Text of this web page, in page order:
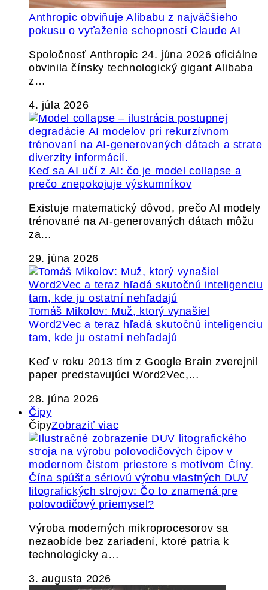
Anthropic obviňuje Alibabu z najväčšieho
pokusu o vyťaženie schopností Claude AI
Spoločnosť Anthropic 24. júna 2026 oficiálne
obvinila čínsky technologický gigant Alibaba
z…
4. júla 2026
Keď sa AI učí z AI: čo je model collapse a
prečo znepokojuje výskumníkov
Existuje matematický dôvod, prečo AI modely
trénované na AI-generovaných dátach môžu
za…
29. júna 2026
Tomáš Mikolov: Muž, ktorý vynašiel
Word2Vec a teraz hľadá skutočnú inteligenciu
tam, kde ju ostatní nehľadajú
Keď v roku 2013 tím z Google Brain zverejnil
paper predstavujúci Word2Vec,…
28. júna 2026
Čipy
ČipyZobraziť viac
Čína spúšťa sériovú výrobu vlastných DUV
litografických strojov: Čo to znamená pre
polovodičový priemysel?
Výroba moderných mikroprocesorov sa
nezaobíde bez zariadení, ktoré patria k
technologicky a…
3. augusta 2026